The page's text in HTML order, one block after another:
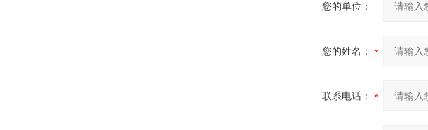
您的单位：
您的姓名：
联系电话：